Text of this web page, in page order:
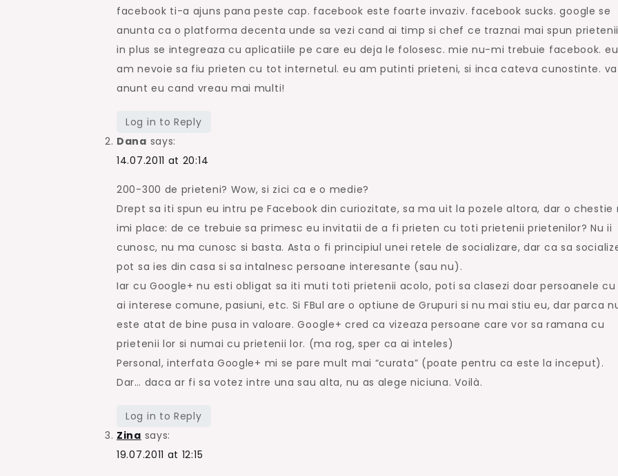
facebook ti-a ajuns pana peste cap. facebook este foarte invaziv. facebook sucks. google se
anunta ca o platforma decenta unde sa vezi cand ai timp si chef ce traznai mai spun
in plus se integreaza cu aplicatiile pe care eu deja le folosesc. mie nu-mi trebuie facebook.
am nevoie sa fiu prieten cu tot internetul. eu am putinti prieteni, si inca cateva cunostinte. va
anunt eu cand vreau mai multi!
Log in to Reply
Dana says:
14.07.2011 at 20:14
200-300 de prieteni? Wow, si zici ca e o medie?
Drept sa iti spun eu intru pe Facebook din curiozitate, sa ma uit la pozele altora, dar o chestie
imi place: de ce trebuie sa primesc eu invitatii de a fi prieten cu toti prietenii prietenilor? Nu ii
cunosc, nu ma cunosc si basta. Asta o fi principiul unei retele de socializare, dar ca sa
pot sa ies din casa si sa intalnesc persoane interesante (sau nu).
Iar cu Google+ nu esti obligat sa iti muti toti prietenii acolo, poti sa clasezi doar persoanele cu
ai interese comune, pasiuni, etc. Si FBul are o optiune de Grupuri si nu mai stiu eu, dar parca
este atat de bine pusa in valoare. Google+ cred ca vizeaza persoane care vor sa ramana cu
prietenii lor si numai cu prietenii lor. (ma rog, sper ca ai inteles)
Personal, interfata Google+ mi se pare mult mai “curata” (poate pentru ca este la inceput).
Dar… daca ar fi sa votez intre una sau alta, nu as alege niciuna. Voilà.
Log in to Reply
Zina says:
19.07.2011 at 12:15